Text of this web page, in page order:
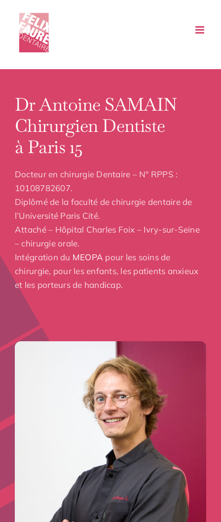
contenu
Dr Antoine SAMAIN
Chirurgien Dentiste
à Paris 15
Docteur en chirurgie Dentaire – N° RPPS :
10108782607.
Diplômé de la faculté de chirurgie dentaire de
l’Université Paris Cité.
Attaché – Hôpital Charles Foix – Ivry-sur-Seine
– chirurgie orale.
Intégration du MEOPA pour les soins de
chirurgie, pour les enfants, les patients anxieux
et les porteurs de handicap.